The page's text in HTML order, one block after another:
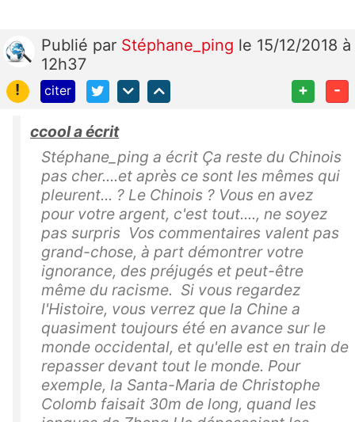
Publié par Stéphane_ping le 15/12/2018 à
12h37
!
citer + -
ccool a écrit
Stéphane_ping a écrit Ça reste du Chinois
pas cher....et après ce sont les mêmes qui
pleurent... ? Le Chinois ? Vous en avez
pour votre argent, c'est tout...., ne soyez
pas surpris Vos commentaires valent pas
grand-chose, à part démontrer votre
ignorance, des préjugés et peut-être
même du racisme. Si vous regardez
l'Histoire, vous verrez que la Chine a
quasiment toujours été en avance sur le
monde occidental, et qu'elle est en train de
repasser devant tout le monde. Pour
exemple, la Santa-Maria de Christophe
Colomb faisait 30m de long, quand les